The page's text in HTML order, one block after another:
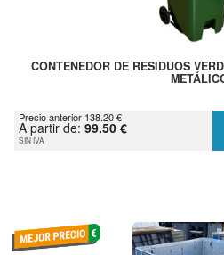
CONTENEDOR DE RESIDUOS
Precio anterior 138.20 €
A partir de: 99.50 €
SIN IVA